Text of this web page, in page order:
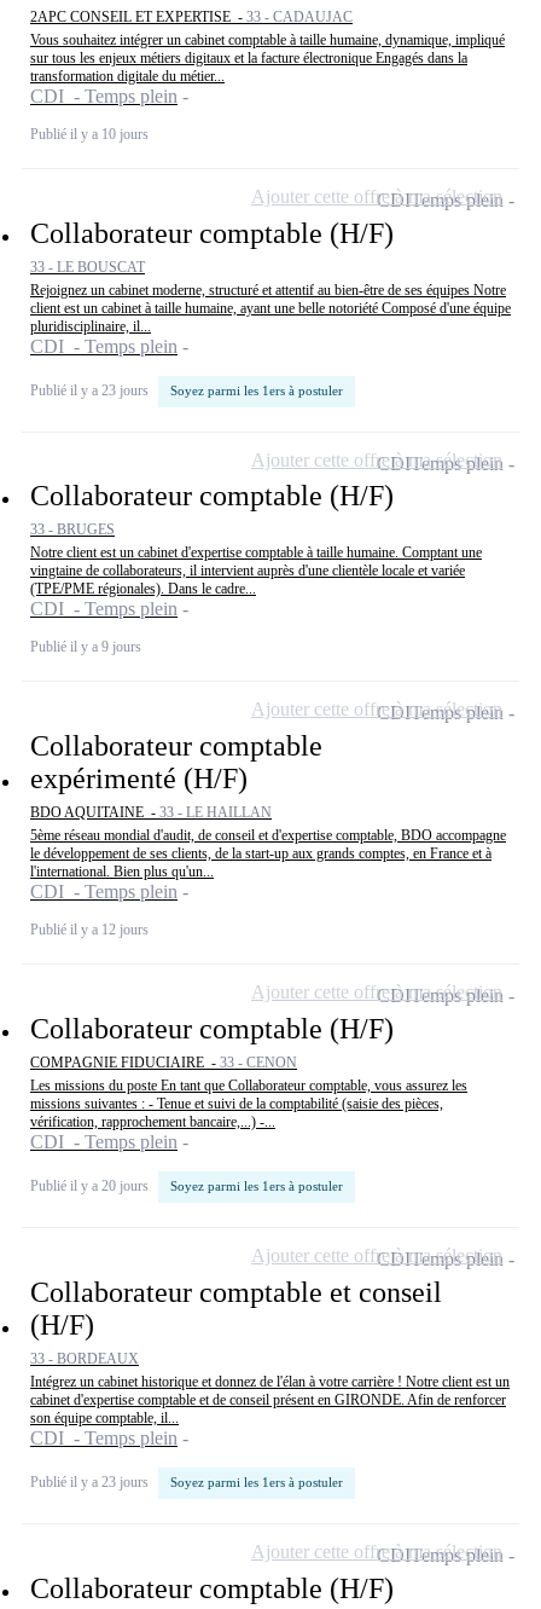
2APC CONSEIL ET EXPERTISE - 33 - CADAUJAC
Vous souhaitez intégrer un cabinet comptable à taille humaine, dynamique, impliqué
sur tous les enjeux métiers digitaux et la facture électronique Engagés dans la
transformation digitale du métier...
CDI - Temps plein
Publié il y a 10 jours
Collaborateur comptable (H/F)
33 - LE BOUSCAT
Rejoignez un cabinet moderne, structuré et attentif au bien-être de ses équipes Notre
client est un cabinet à taille humaine, ayant une belle notoriété Composé d'une équipe
pluridisciplinaire, il...
CDI - Temps plein
Publié il y a 23 jours Soyez parmi les 1ers à postuler
CDITemps plein
Ajouter cette offre à ma sélection
Collaborateur comptable (H/F)
33 - BRUGES
Notre client est un cabinet d'expertise comptable à taille humaine. Comptant une
vingtaine de collaborateurs, il intervient auprès d'une clientèle locale et variée
(TPE/PME régionales). Dans le cadre...
CDI - Temps plein
Publié il y a 9 jours
CDITemps plein
Ajouter cette offre à ma sélection
Collaborateur comptable
expérimenté (H/F)
BDO AQUITAINE - 33 - LE HAILLAN
5ème réseau mondial d'audit, de conseil et d'expertise comptable, BDO accompagne
le développement de ses clients, de la start-up aux grands comptes, en France et à
l'international. Bien plus qu'un...
CDI - Temps plein
Publié il y a 12 jours
CDITemps plein
Ajouter cette offre à ma sélection
Collaborateur comptable (H/F)
COMPAGNIE FIDUCIAIRE - 33 - CENON
Les missions du poste En tant que Collaborateur comptable, vous assurez les
missions suivantes : - Tenue et suivi de la comptabilité (saisie des pièces,
vérification, rapprochement bancaire,...) -...
CDI - Temps plein
Publié il y a 20 jours Soyez parmi les 1ers à postuler
CDITemps plein
Ajouter cette offre à ma sélection
Collaborateur comptable et conseil
(H/F)
33 - BORDEAUX
Intégrez un cabinet historique et donnez de l'élan à votre carrière ! Notre client est un
cabinet d'expertise comptable et de conseil présent en GIRONDE. Afin de renforcer
son équipe comptable, il...
CDI - Temps plein
Publié il y a 23 jours Soyez parmi les 1ers à postuler
CDITemps plein
Ajouter cette offre à ma sélection
Collaborateur comptable (H/F)
CDITemps plein
Ajouter cette offre à ma sélection